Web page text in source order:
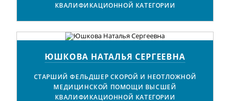
КВАЛИФИКАЦИОННОЙ КАТЕГОРИИ
ЮШКОВА НАТАЛЬЯ СЕРГЕЕВНА
СТАРШИЙ ФЕЛЬДШЕР СКОРОЙ И НЕОТЛОЖНОЙ
МЕДИЦИНСКОЙ ПОМОЩИ ВЫСШЕЙ
КВАЛИФИКАЦИОННОЙ КАТЕГОРИИ